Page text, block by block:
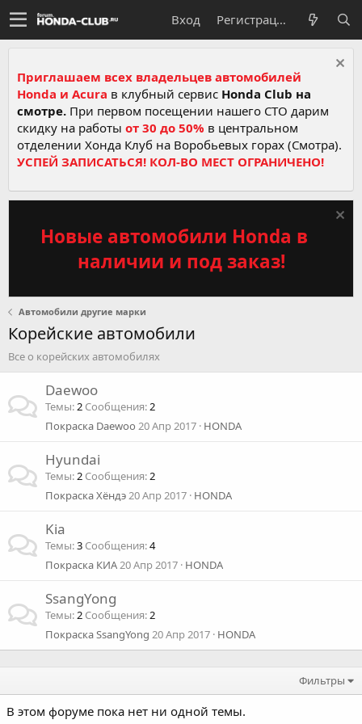
Вход Регистрация
Приглашаем всех владельцев автомобилей
Honda и Acura в клубный сервис Honda Club на
смотре. При первом посещении нашего СТО дарим
скидку на работы от 30 до 50% в центральном
отделении Хонда Клуб на Воробьевых горах (Смотра).
УСПЕЙ ЗАПИСАТЬСЯ! КОЛ-ВО МЕСТ ОГРАНИЧЕНО!
Новые автомобили Honda в
наличии и под заказ!
Автомобили другие марки
Корейские автомобили
Все о корейских автомобилях
Daewoo
Темы 2 Сообщения 2
Покраска Daewoo 20 Апр 2017 HONDA
Hyundai
Темы 2 Сообщения 2
Покраска Хёндэ20 Апр 2017 HONDA
Kia
Темы 3 Сообщения 4
Покраска КИА20 Апр 2017 HONDA
SsangYong
Темы 2 Сообщения 2
Покраска SsangYong 20 Апр 2017 HONDA
Фильтры
В этом форуме пока нет ни одной темы.